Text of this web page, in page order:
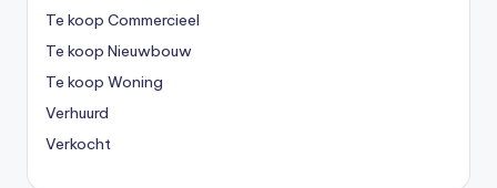
Te koop Commercieel
Te koop Nieuwbouw
Te koop Woning
Verhuurd
Verkocht